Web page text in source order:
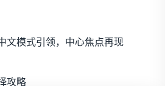
文模式引领，中心焦点再现
攻略